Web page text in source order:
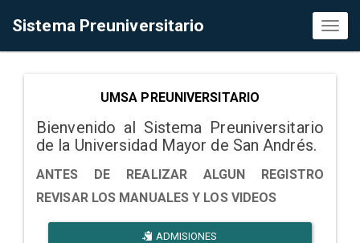
Sistema Preuniversitario
UMSA PREUNIVERSITARIO
Bienvenido al Sistema Preuniversitario
de la Universidad Mayor de San Andrés.
ANTES DE REALIZAR ALGUN REGISTRO
REVISAR LOS MANUALES Y LOS VIDEOS
ADMISIONES